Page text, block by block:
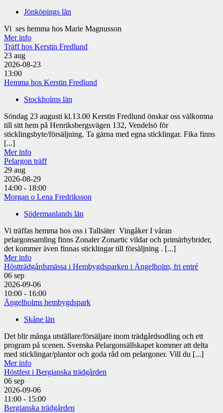
Jönköpings län
Vi ses hemma hos Marie Magnusson
Mer info
Träff hos Kerstin Fredlund
23 aug
2026-08-23
13:00
Hemma hos Kerstin Fredlund
Stockholms län
Söndag 23 augusti kl.13.00 Kerstin Fredlund önskar oss välkomna
till sitt hem på Henriksbergsvägen 132, Vendelsö för
sticklingsbyte/försäljning. Ta gärna med egna sticklingar. Fika finns
[...]
Mer info
Pelargon träff
29 aug
2026-08-29
14:00 - 18:00
Morgan o Lena Fredriksson
Södermanlands län
Vi träffas hemma hos oss i Tallsäter Vingåker I våran
pelargonsamling finns Zonaler Zonartic vildar och primärhybrider,
det kommer även finnas sticklingar till försäljning . [...]
Mer info
Höstträdgårdsmässa i Hembygdsparken i Ängelholm, fri entré
06 sep
2026-09-06
10:00 - 16:00
Ängelholms hembygdspark
Skåne län
Det blir många utställare/försäljare inom trädgårdsodling och ett
program på scenen. Svenska Pelargonsällskapet kommer att delta
med sticklingar/plantor och goda råd om pelargoner. Vill du [...]
Mer info
Höstfest i Bergianska trädgården
06 sep
2026-09-06
11:00 - 15:00
Bergianska trädgården